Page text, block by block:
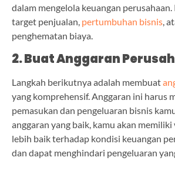
dalam mengelola keuangan
target penjualan, pertumbuhan bisnis,
penghematan biaya.
2. Buat Anggaran
Langkah berikutnya adalah membuat
yang komprehensif. Anggaran ini harus
pemasukan dan pengeluaran bisnis
anggaran yang baik, kamu akan
lebih baik terhadap kondisi keuangan
dan dapat menghindari pengeluaran